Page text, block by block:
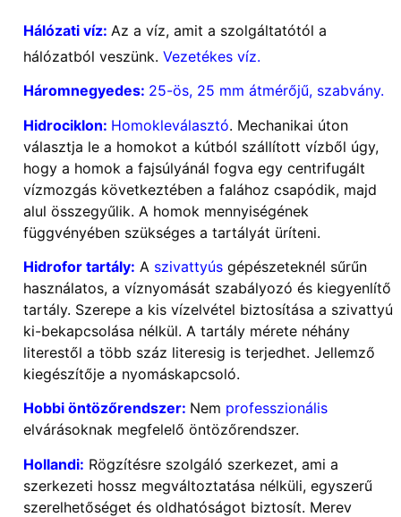
Hálózati víz: Az a víz, amit a szolgáltatótól a
hálózatból veszünk. Vezetékes víz.
Háromnegyedes: 25-ös, 25 mm átmérőjű, szabvány.
Hidrociklon: Homokleválasztó. Mechanikai úton
választja le a homokot a kútból szállított vízből úgy,
hogy a homok a fajsúlyánál fogva egy centrifugált
vízmozgás következtében a falához csapódik, majd
alul összegyűlik. A homok mennyiségének
függvényében szükséges a tartályát üríteni.
Hidrofor tartály: A szivattyús gépészeteknél sűrűn
használatos, a víznyomását szabályozó és kiegyenlítő
tartály. Szerepe a kis vízelvétel biztosítása a szivattyú
ki-bekapcsolása nélkül. A tartály mérete néhány
literestől a több száz literesig is terjedhet. Jellemző
kiegészítője a nyomáskapcsoló.
Hobbi öntözőrendszer: Nem professzionális
elvárásoknak megfelelő öntözőrendszer.
Hollandi: Rögzítésre szolgáló szerkezet, ami a
szerkezeti hossz megváltoztatása nélküli, egyszerű
szerelhetőséget és oldhatóságot biztosít. Merev